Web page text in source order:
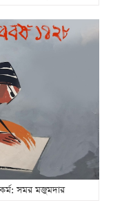
সমর মজুমদার